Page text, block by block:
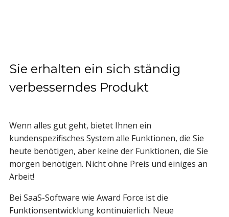
Sie erhalten ein sich ständig
verbesserndes Produkt
Wenn alles gut geht, bietet Ihnen ein
kundenspezifisches System alle Funktionen, die Sie
heute benötigen, aber keine der Funktionen, die Sie
morgen benötigen. Nicht ohne Preis und einiges an
Arbeit!
Bei SaaS-Software wie Award Force ist die
Funktionsentwicklung kontinuierlich. Neue